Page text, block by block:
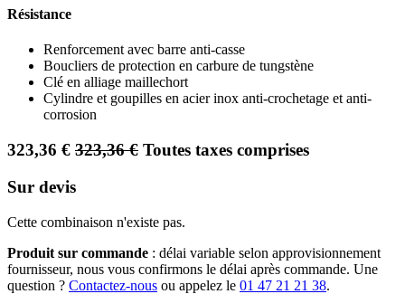
Résistance
Renforcement avec barre anti-casse
Boucliers de protection en carbure de tungstène
Clé en alliage maillechort
Cylindre et goupilles en acier inox anti-crochetage et anti-
corrosion
323,36 € 323,36€ Toutes taxes comprises
Sur devis
Cette combinaison n'existe pas.
Produit sur commande : délai variable selon approvisionnement
fournisseur, nous vous confirmons le délai après commande. Une
question ? Contactez-nous ou appelez le 01 47 21 21 38.